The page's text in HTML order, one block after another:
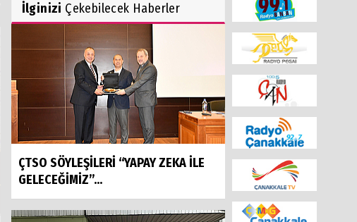
İlginizi Çekebilecek Haberler
ÇTSO SÖYLEŞİLERİ “YAPAY ZEKA İLE
GELECEĞİMİZ”...